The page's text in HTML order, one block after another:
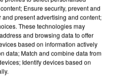
Ensure security, prevent and
present advertising and content;
These technologies may
and browsing data to offer
based on information actively
data; Match and combine data from
Identify devices based on